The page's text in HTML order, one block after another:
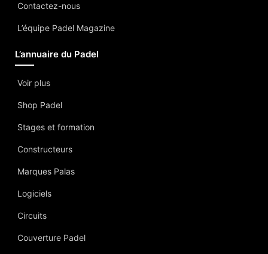
Contactez-nous
L’équipe Padel Magazine
L’annuaire du Padel
Voir plus
Shop Padel
Stages et formation
Constructeurs
Marques Palas
Logiciels
Circuits
Couverture Padel